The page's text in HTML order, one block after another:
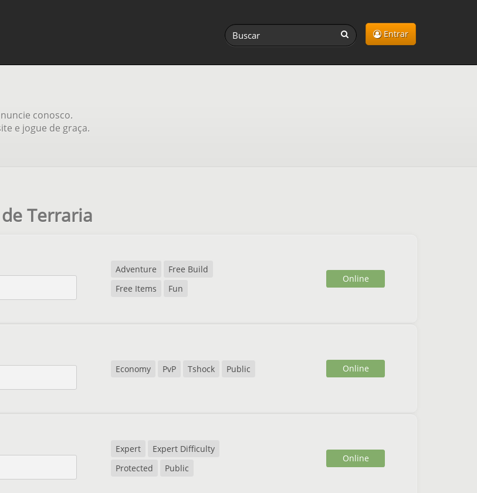
Entrar
conosco.
e jogue de graça.
Terraria
Adventure
Free Build
Free Items
Fun
Online
Economy PvP Tshock Public Online
Expert
Expert Difficulty
Protected
Public
Online